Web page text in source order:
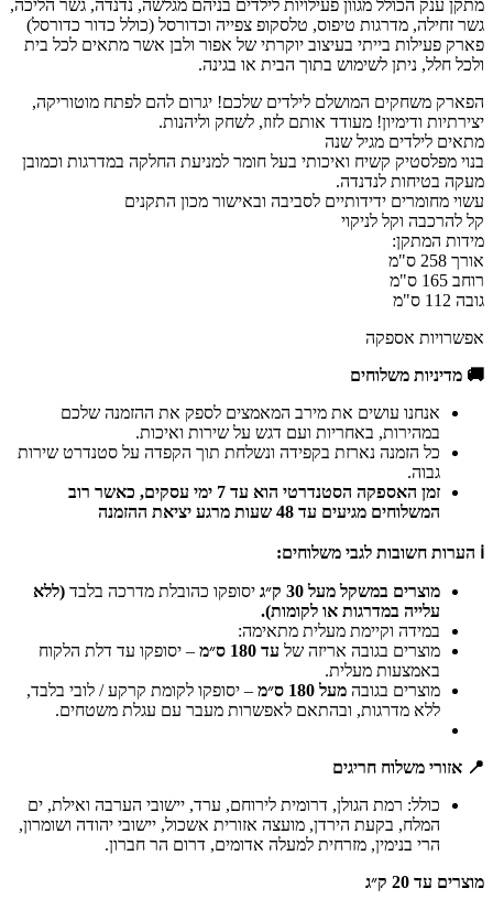
מתקן ענק הכולל מגוון פעילויות לילדים בניהם מגלשה, נדנדה, גשר הליכה,
גשר זחילה, מדרגות טיפוס, טלסקופ צפייה וכדורסל (כולל כדור כדורסל)
פארק פעילות בייתי בעיצוב יוקרתי של אפור ולבן אשר מתאים לכל בית
ולכל חלל, ניתן לשימוש בתוך הבית או בגינה.
הפארק משחקים המושלם לילדים שלכם! יגרום להם לפתח מוטוריקה,
יצירתיות ודימיון! מעודד אותם לזוז, לשחק וליהנות.
מתאים לילדים מגיל שנה
בנוי מפלסטיק קשיח ואיכותי בעל חומר למניעת החלקה במדרגות וכמובן
מעקה בטיחות לנדנדה.
עשוי מחומרים ידידותיים לסביבה ובאישור מכון התקנים
קל להרכבה וקל לניקוי
מידות המתקן:
אורך 258 ס"מ
רוחב 165 ס"מ
גובה 112 ס"מ
אפשרויות אספקה
🚚 מדיניות משלוחים
אנחנו עושים את מירב המאמצים לספק את ההזמנה שלכם
במהירות, באחריות ועם דגש על שירות ואיכות.
כל הזמנה נארזת בקפידה ונשלחת תוך הקפדה על סטנדרט שירות
גבוה.
זמן האספקה הסטנדרטי הוא עד 7 ימי עסקים, כאשר רוב
המשלוחים מגיעים עד 48 שעות מרגע יציאת ההזמנה
ℹ️ הערות חשובות לגבי משלוחים:
מוצרים במשקל מעל 30 ק״ג יסופקו כהובלת מדרכה בלבד (ללא
עלייה במדרגות או לקומות).
במידה וקיימת מעלית מתאימה:
מוצרים בגובה אריזה של עד 180 ס״מ
– יסופקו עד דלת הלקוח
באמצעות מעלית.
מוצרים בגובה מעל 180 ס״מ
– יסופקו לקומת קרקע / לובי בלבד,
ללא מדרגות, ובהתאם לאפשרות מעבר עם עגלת משטחים.
📍 אזורי משלוח חריגים
כולל: רמת הגולן, דרומית לירוחם, ערד, יישובי הערבה ואילת, ים
המלח, בקעת הירדן, מועצה אזורית אשכול, יישובי יהודה ושומרון,
הרי בנימין, מזרחית למעלה אדומים, דרום הר חברון.
מוצרים עד 20 ק״ג